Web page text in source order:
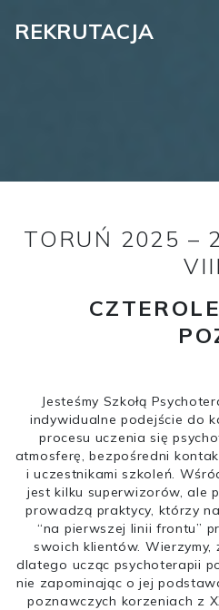
REKRUTACJA
TORUŃ 2025 –
VIII
Jesteśmy Szkołą
indywidualne podejście do
procesu uczenia się
atmosferę, bezpośredni
i uczestnikami szkoleń.
jest kilku superwizorów, ale
prowadzą praktycy, którzy
“na pierwszej linii frontu”
swoich klientów. Wierzymy,
dlatego ucząc psychoterapii
nie zapominając o jej
poznawczych korzeniach z